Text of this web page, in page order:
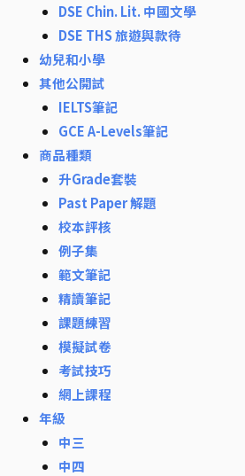
DSE Chin. Lit. 中國文學
DSE THS 旅遊與款待
幼兒和小學
其他公開試
IELTS筆記
GCE A-Levels筆記
商品種類
升Grade套裝
Past Paper 解題
校本評核
例子集
範文筆記
精讀筆記
課題練習
模擬試卷
考試技巧
網上課程
年級
中三
中四